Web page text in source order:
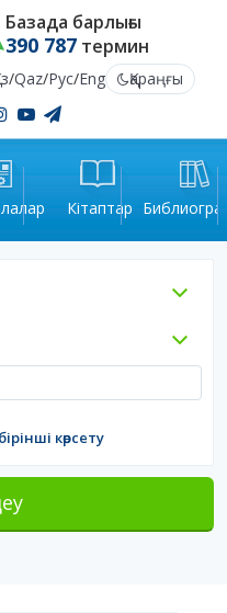
Базада барлығы
390 787термин
/Qaz/Рус/Eng
Қараңғы
Кітаптар
көрсету